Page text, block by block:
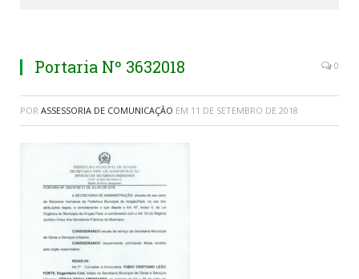
Portaria Nº 3632018 0
POR ASSESSORIA DE COMUNICAÇÃO EM 11 DE SETEMBRO DE 2018